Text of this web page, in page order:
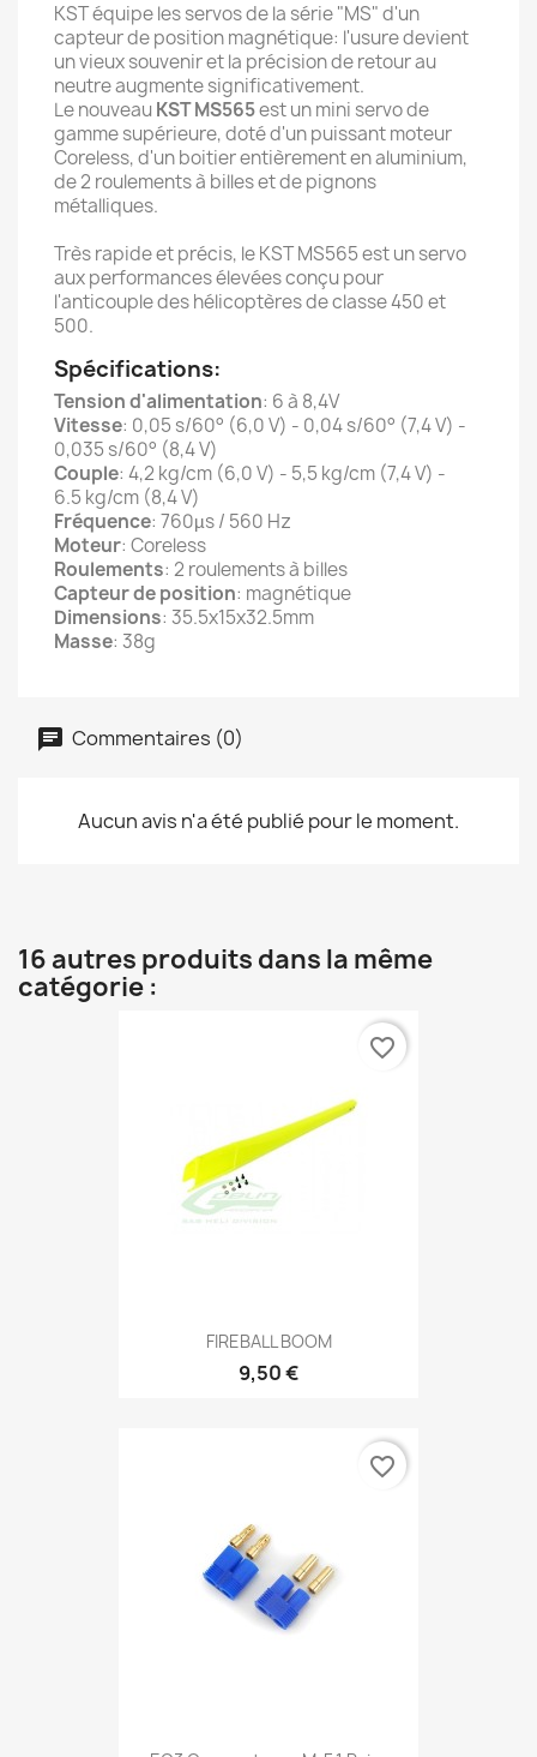
KST équipe les servos de la série "MS" d'un
capteur de position magnétique: l'usure devient
un vieux souvenir et la précision de retour au
neutre augmente significativement.
Le nouveauKST MS565est un mini servo de
gamme supérieure, doté d'un puissant moteur
Coreless, d'un boitier entièrement en aluminium,
de 2 roulements à billes et de pignons
métalliques.
Très rapide et précis, le KST MS565 est un servo
aux performances élevées conçu pour
l'anticouple des hélicoptères de classe 450 et
500.
Spécifications:
Tension d'alimentation: 6 à 8,4V
Vitesse: 0,05 s/60° (6,0 V) - 0,04 s/60° (7,4 V) -
0,035 s/60° (8,4 V)
Couple: 4,2 kg/cm (6,0 V) - 5,5 kg/cm (7,4 V) -
6.5 kg/cm (8,4 V)
Fréquence: 760µs / 560 Hz
Moteur: Coreless
Roulements: 2 roulements à billes
Capteur de position: magnétique
Dimensions: 35.5x15x32.5mm
Masse: 38g
Commentaires (0)
Aucun avis n'a été publié pour le moment.
16 autres produits dans la même
catégorie :
FIREBALL BOOM
9,50 €
favorite_border
favorite_border